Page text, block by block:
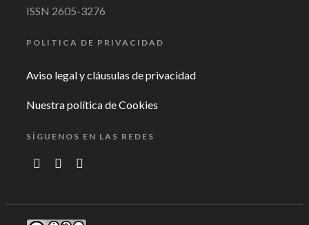
ISSN 2605-3276
POLITICA DE PRIVACIDAD
Aviso legal y cláusulas de privacidad
Nuestra política de Cookies
SÍGUENOS EN LAS REDES